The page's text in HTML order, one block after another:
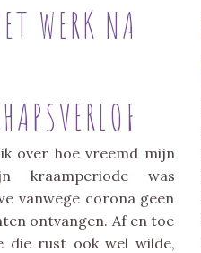
WERK NA
over hoe vreemd mijn
kraamperiode was
vanwege corona geen
ontvangen. Af en toe
die rust ook wel wilde,